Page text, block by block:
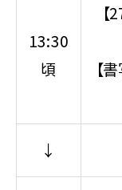
13:30
頃
【
【
↓